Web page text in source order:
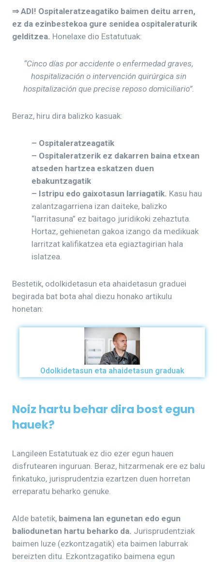
⇒ ADI! Ospitaleratzeagatiko baimen deitu arren,
ez da ezinbestekoa gure senidea ospitaleraturik
gelditzea. Honelaxe dio Estatutuak:
“Cinco días por accidente o enfermedad graves,
hospitalización o intervención quirúrgica sin
hospitalización que precise reposo domiciliario”.
Beraz, hiru dira balizko kasuak:
– Ospitaleratzeagatik
– Ospitaleratzerik ez dakarren baina etxean
atseden hartzea eskatzen duen
ebakuntzagatik
– Istripu edo gaixotasun larriagatik. Kasu hau
zalantzagarriena izan daiteke, balizko
“larritasuna” ez baitago juridikoki zehaztuta.
Hortaz, gehienetan gakoa izango da medikuak
larritzat kalifikatzea eta egiaztagirian hala
islatzea.
Bestetik, odolkidetasun eta ahaidetasun graduei
begirada bat bota ahal diezu honako artikulu
honetan:
Odolkidetasun eta ahaidetasun graduak
Noiz hartu behar dira bost egun
hauek?
Langileen Estatutuak ez dio ezer egun hauen
disfrutearen inguruan. Beraz, hitzarmenak ere ez balu
finkatuko, jurisprudentzia ezartzen duen horretan
erreparatu beharko genuke.
Alde batetik, baimena lan egunetan edo egun
baliodunetan hartu beharko da. Jurisprudentziak
baimen luze (ezkontzagatik) eta baimen laburrak
bereizten ditu. Ezkontzagatiko baimena egun